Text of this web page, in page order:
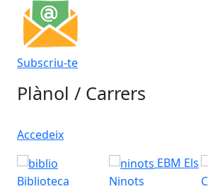
Butlletí digital
Subscriu-te
Plànol / Carrers
Accedeix